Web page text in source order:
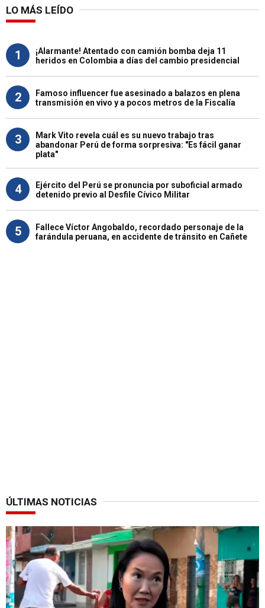
LO MÁS LEÍDO
1
¡Alarmante! Atentado con camión bomba deja 11
heridos en Colombia a días del cambio presidencial
2
Famoso influencer fue asesinado a balazos en plena
transmisión en vivo y a pocos metros de la Fiscalía
3
Mark Vito revela cuál es su nuevo trabajo tras
abandonar Perú de forma sorpresiva: "Es fácil ganar
plata"
4
Ejército del Perú se pronuncia por suboficial armado
detenido previo al Desfile Cívico Militar
5
Fallece Víctor Angobaldo, recordado personaje de la
farándula peruana, en accidente de tránsito en Cañete
ÚLTIMAS NOTICIAS